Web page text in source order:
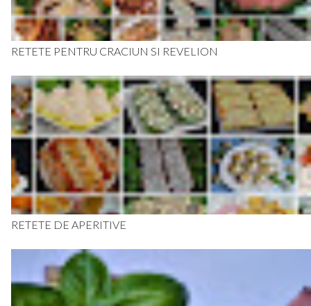
RETETE PENTRU CRACIUN SI REVELION
RETETE DE APERITIVE